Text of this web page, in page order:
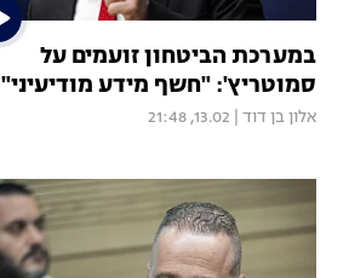
במערכת הביטחון זועמים על
סמוטריץ': "חשף מידע מודיעיני"
אלון בן דוד 13.02, 21:48